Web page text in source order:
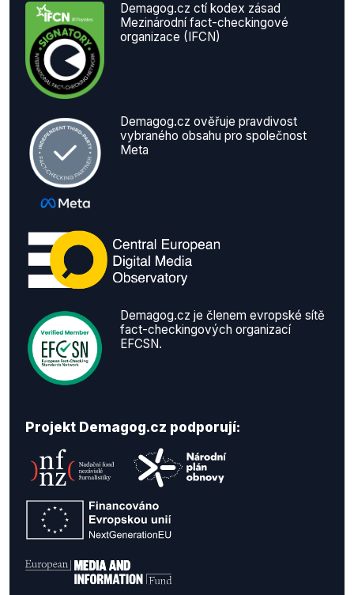
Demagog.cz ctí kodex zásad
Mezinárodní fact-checkingové
organizace (IFCN)
Demagog.cz ověřuje pravdivost
vybraného obsahu pro společnost
Meta
Demagog.cz je členem evropské sítě
fact-checkingových organizací
EFCSN.
Projekt Demagog.cz podporují: